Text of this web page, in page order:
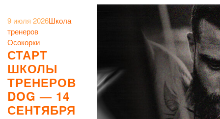
9 июля 2026Школа
тренеров
Осокорки
СТАРТ
ШКОЛЫ
ТРЕНЕРОВ
DOG — 14
СЕНТЯБРЯ